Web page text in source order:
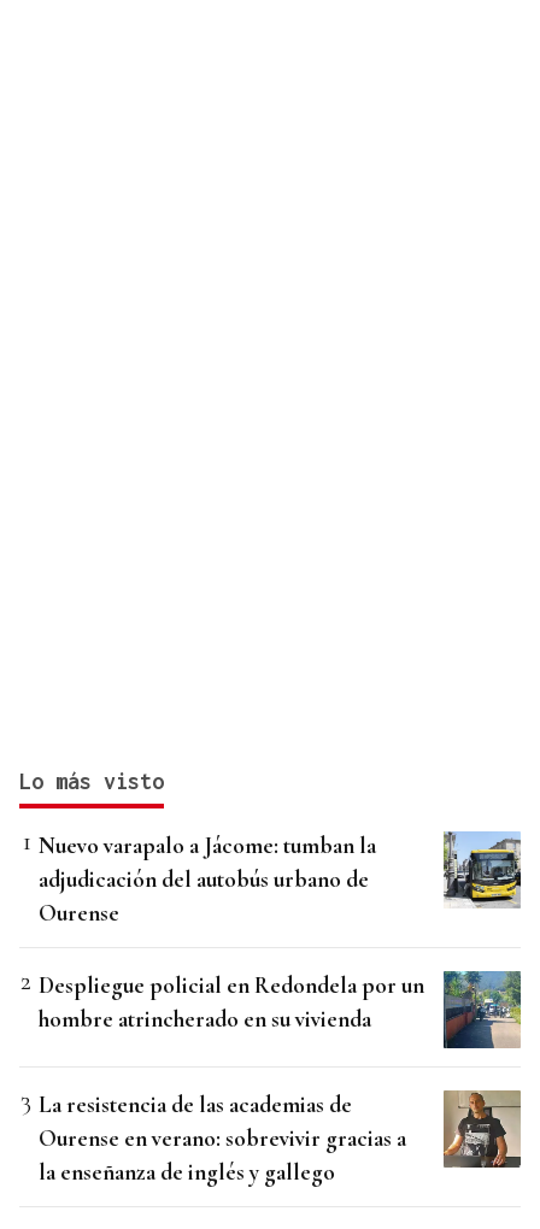
Lo más visto
Nuevo varapalo a Jácome: tumban la
adjudicación del autobús urbano de
Ourense
Despliegue policial en Redondela por un
hombre atrincherado en su vivienda
La resistencia de las academias de
Ourense en verano: sobrevivir gracias a
la enseñanza de inglés y gallego